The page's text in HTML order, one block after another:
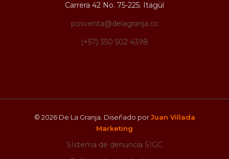
Carrera 42 No. 75-225. Itagüí
posventa@delagranja.co
(+57) 350 502 4398
© 2026 De La Granja. Diseñado porJuan Villada
Marketing
SIstema de denuncia SIGC